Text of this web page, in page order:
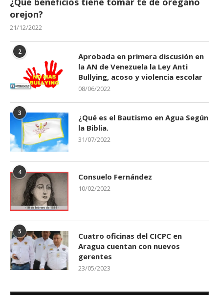
orejon?
21/12/2022
2
Aprobada en primera discusión en
la AN de Venezuela la Ley Anti
Bullying, acoso y violencia escolar
08/06/2022
3
¿Qué es el Bautismo en Agua Según
la Biblia.
31/07/2022
4 Consuelo Fernández
10/02/2022
5
Cuatro oficinas del CICPC en
Aragua cuentan con nuevos
gerentes
23/05/2023